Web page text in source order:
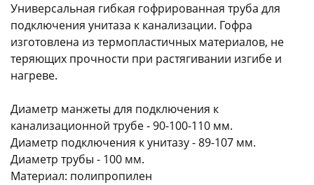
Универсальная гибкая гофрированная труба для
подключения унитаза к канализации. Гофра
изготовлена из термопластичных материалов, не
теряющих прочности при растягивании изгибе и
нагреве.
Диаметр манжеты для подключения к
канализационной трубе - 90-100-110 мм.
Диаметр подключения к унитазу - 89-107 мм.
Диаметр трубы - 100 мм.
Материал: полипропилен